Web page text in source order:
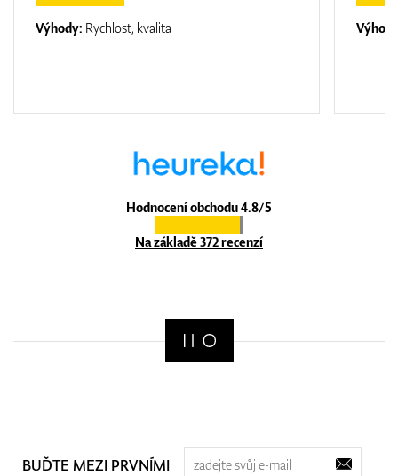
Hodnocení obchodu 4.8/5
Na základě 372 recenzí
Výhody: Rychlost, kvalita
BUĎTE MEZI PRVNÍMI